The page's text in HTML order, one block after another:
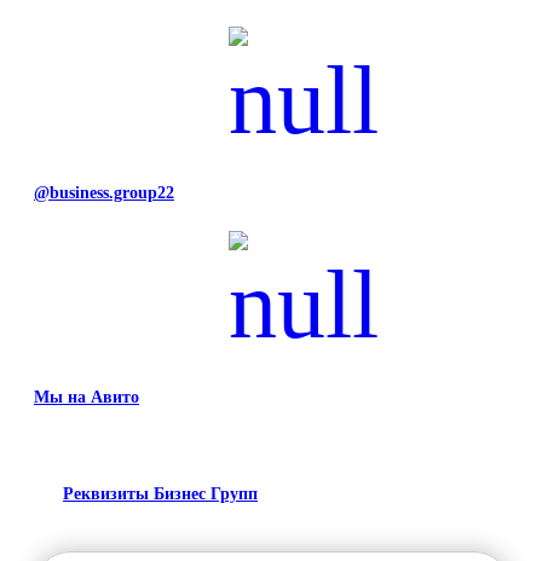
@business.group22
Мы на Авито
Реквизиты Бизнес Групп